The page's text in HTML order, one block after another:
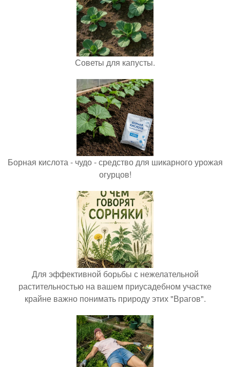
Советы для капусты.
Борная кислота - чудо - средство для шикарного урожая
огурцов!
Для эффективной борьбы с нежелательной
растительностью на вашем приусадебном участке
крайне важно понимать природу этих "Врагов".